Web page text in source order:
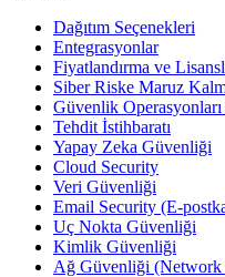
Dağıtım Seçenekleri
Entegrasyonlar
Fiyatlandırma ve
Siber Riske Maruz
Güvenlik
Tehdit İstihbaratı
Yapay Zeka Güvenliği
Cloud Security
Veri Güvenliği
Email Security (E-
Uç Nokta Güvenliği
Kimlik Güvenliği
Ağ Güvenliği (Network